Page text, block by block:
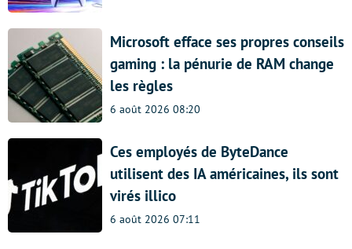
Microsoft efface ses propres conseils
gaming : la pénurie de RAM change
les règles
6 août 2026 08:20
Ces employés de ByteDance
utilisent des IA américaines, ils sont
virés illico
6 août 2026 07:11